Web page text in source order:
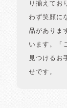
り揃えてお
わず笑顔に
品がありま
います。「
見つけるお
せです。